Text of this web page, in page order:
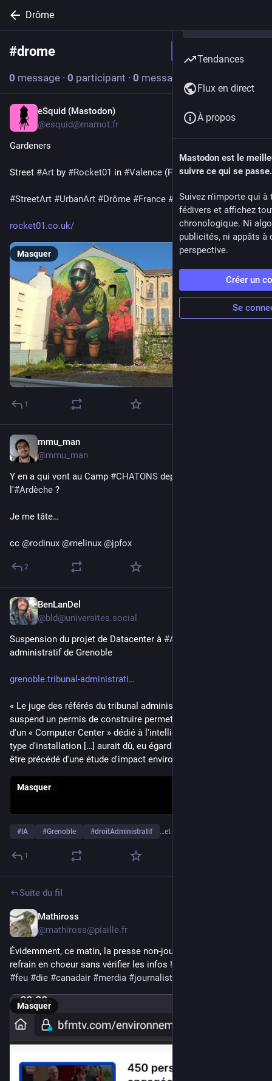
Drôme
#drome
0 message · 0 participant · 0 message aujourd’hui
eSquid (Mastodon)
@esquid@mamot.fr
Gardeners
Street #Art by #Rocket01 in #Valence (France, #2026)
#StreetArt #UrbanArt #Drôme #France # DansMaVille
rocket01.co.uk/
Masquer
1
mmu_man
@mmu_man
Y en a qui vont au Camp #CHATONS depuis la
l'#Ardèche ?
Je me tâte…
cc @rodinux @melinux @jpfox
2
BenLanDel
@bld@universites.social
Suspension du projet de Datacenter à #Alixan
administratif de Grenoble
grenoble.tribunal-administrati
« Le juge des référés du tribunal administratif de Grenoble
suspend un permis de construire permettant l'implantation
d'un « Computer Center » dédié à l'intelligence artificielle. Ce
type d'installation […] aurait dû, eu égard à son importance,
être précédé d'une étude d'impact environnemental. »
Masquer
# IA #Grenoble #droitAdministratif …et 2 de plus
1
Suite du fil
Mathiross
@mathiross@piaille.fr
Évidemment, ce matin, la presse non-journaliste avait repris le
refrain en choeur sans vérifier les infos !
#feu #die #canadair #merdia #journalistes
Masquer
Tendances
Flux en direct
À propos
Mastodon est le
suivre ce qui se passe.
Suivez n'importe qui à
fédivers et affichez
chronologique. Ni
publicités, ni appâts à
perspective.
Créer un
Se